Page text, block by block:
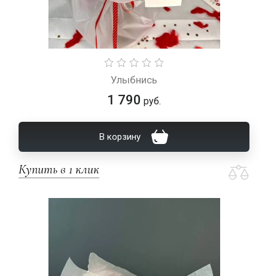
Улыбнись
1 790 руб.
В корзину
Купить в 1 клик